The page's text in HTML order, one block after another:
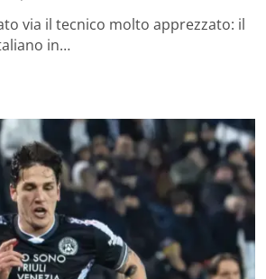
via il tecnico molto apprezzato: il
in…